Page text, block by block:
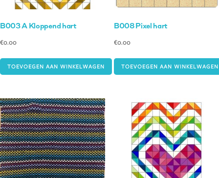
B003 A Kloppend hart
€0.00
TOEVOEGEN AAN WINKELWAGEN
B008 Pixel hart
€0.00
TOEVOEGEN AAN WINKELWAGEN